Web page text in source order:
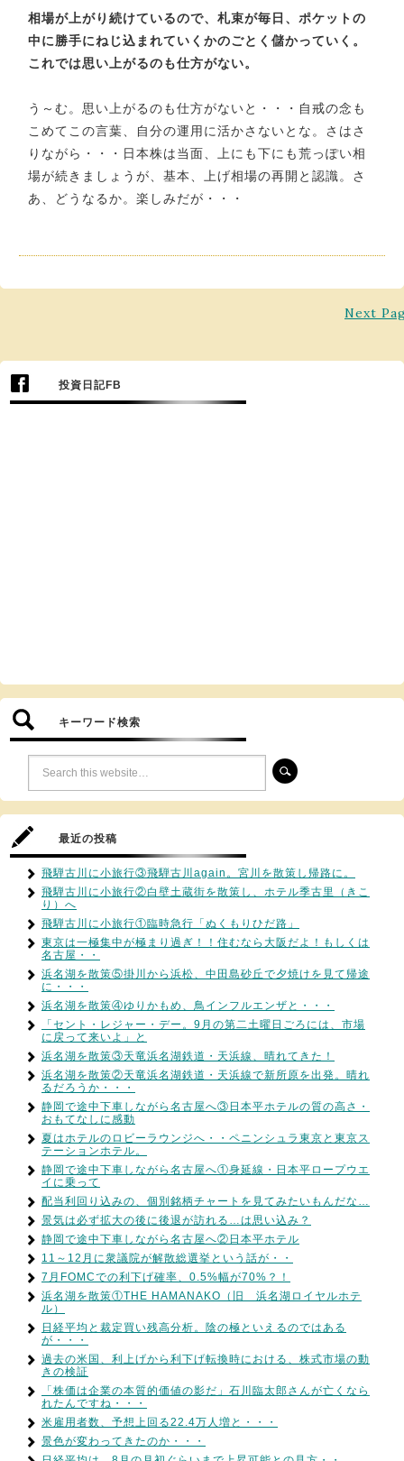
相場が上がり続けているので、札束が毎日、ポケットの
中に勝手にねじ込まれていくかのごとく儲かっていく。
これでは思い上がるのも仕方がない。
う～む。思い上がるのも仕方がないと・・・自戒の念も
こめてこの言葉、自分の運用に活かさないとな。さはさ
りながら・・・日本株は当面、上にも下にも荒っぽい相
場が続きましょうが、基本、上げ相場の再開と認識。さ
あ、どうなるか。楽しみだが・・・
Next
投資日記FB
キーワード検索
最近の投稿
飛騨古川に小旅行③飛騨古川again。宮川を散策し帰路に。
飛騨古川に小旅行②白壁土蔵街を散策し、ホテル季古里（きこ
り）へ
飛騨古川に小旅行①臨時急行「ぬくもりひだ路」
東京は一極集中が極まり過ぎ！！住むなら大阪だよ！もしくは
名古屋・・
浜名湖を散策⑤掛川から浜松、中田島砂丘で夕焼けを見て帰途
に・・・
浜名湖を散策④ゆりかもめ、鳥インフルエンザと・・・
「セント・レジャー・デー。9月の第二土曜日ごろには、市場
に戻って来いよ」と
浜名湖を散策③天竜浜名湖鉄道・天浜線、晴れてきた！
浜名湖を散策②天竜浜名湖鉄道・天浜線で新所原を出発。晴れ
るだろうか・・・
静岡で途中下車しながら名古屋へ③日本平ホテルの質の高さ・
おもてなしに感動
夏はホテルのロビーラウンジへ・・ペニンシュラ東京と東京ス
テーションホテル。
静岡で途中下車しながら名古屋へ①身延線・日本平ロープウエ
イに乗って
配当利回り込みの、個別銘柄チャートを見てみたいもんだな…
景気は必ず拡大の後に後退が訪れる…は思い込み？
静岡で途中下車しながら名古屋へ②日本平ホテル
11～12月に衆議院が解散総選挙という話が・・
7月FOMCでの利下げ確率、0.5%幅が70%？！
浜名湖を散策①THE HAMANAKO（旧 浜名湖ロイヤルホテ
ル）
日経平均と裁定買い残高分析。陰の極といえるのではある
が・・・
過去の米国、利上げから利下げ転換時における、株式市場の動
きの検証
「株価は企業の本質的価値の影だ」石川臨太郎さんが亡くなら
れたんですね・・・
米雇用者数、予想上回る22.4万人増と・・・
景色が変わってきたのか・・・